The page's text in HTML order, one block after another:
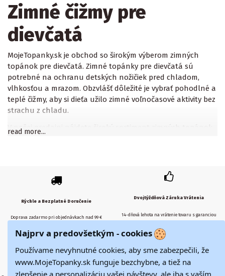
Zimné čižmy pre
dievčatá
MojeTopanky.sk je obchod so širokým výberom zimných
topánok pre dievčatá. Zimné topánky pre dievčatá sú
potrebné na ochranu detských nožičiek pred chladom,
vlhkosťou a mrazom. Obzvlášť dôležité je vybrať pohodlné a
teplé čižmy, aby si dieťa užilo zimné voľnočasové aktivity bez
strachu z chladu.
V našej predajni nájdete široký sortiment zimných topánok
izolačné a vodeodolné. Vášmu dieťaťu tak poskytnete
väčšiu ochranu pred vlhkosťou a chladom. Odporúčame
tiež zvoliť čižmy s odolnou podrážkou, aby bolo vaše dieťa v
bezpečí na mokrom a klzkom teréne.
V našej predajni si môžete vybrať zo širokej škály modelov,
farieb a veľkostí, ktoré vám pomôžu nájsť tie najvhodnejšie
zimné topánky pre vaše dievčatko. Odporúčame tiež vybrať
read more...
Rýchle a Bezplatné Doručenie
Doprava zadarmo pri objednávkach nad 99 €
Dvojtýždňová Záruka Vrátenia
14-dňová lehota na vrátenie tovaru s garanciou
Zabezpečená Platba
Kvalitný Zákaznícky Servis
Najprv a predovšetkým - cookies
Používame nevyhnutné cookies, aby sme zabezpečili, že
www.MojeTopanky.sk funguje bezchybne, a tiež na
zlepšenie a personalizáciu vašej návštevy, ale iba s vaším